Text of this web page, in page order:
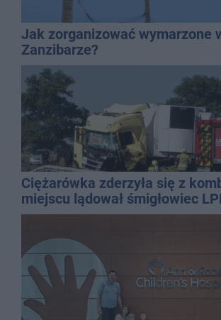
Jak zorganizować wymarzone
Zanzibarze?
Ciężarówka zderzyła się z
miejscu lądował śmigłowiec